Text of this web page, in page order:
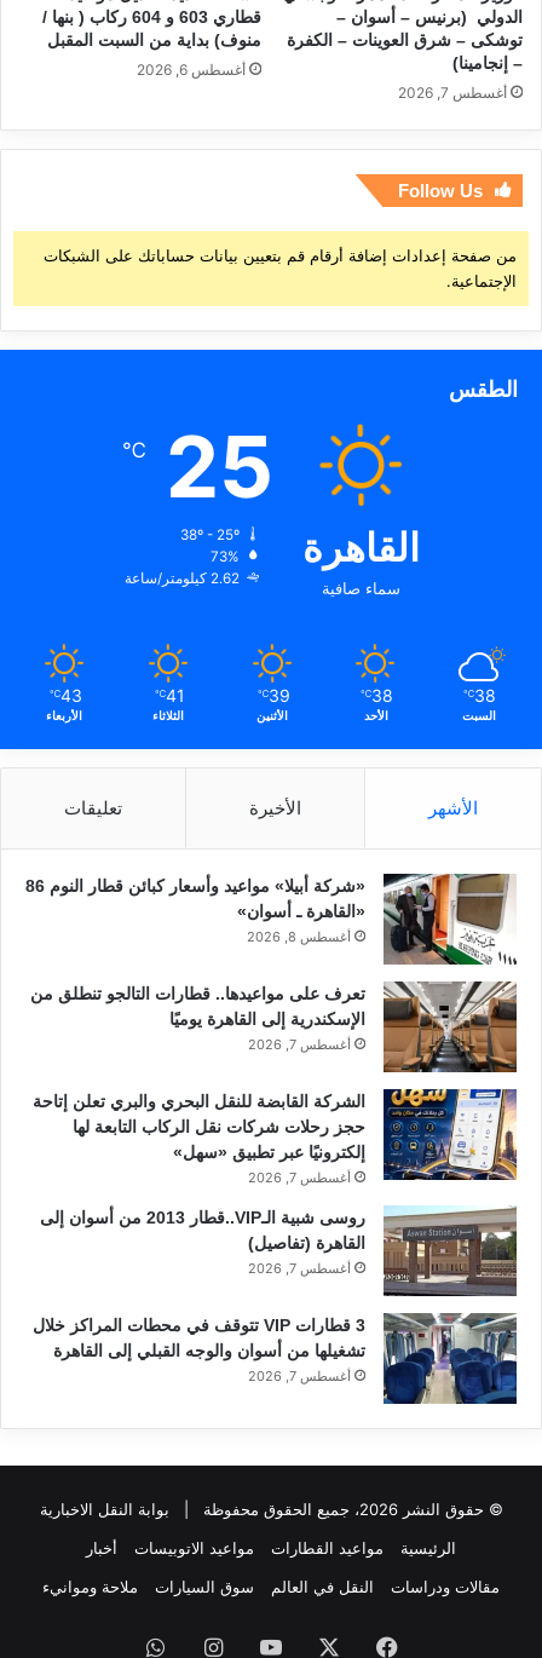
الدولي (برنيس – أسوان –
توشكى – شرق العوينات – الكفرة
– إنجامينا)
أغسطس 7, 2026
قطاري 603 و 604 ركاب ( بنها /
منوف) بداية من السبت المقبل
أغسطس 6, 2026
Follow Us
من صفحة إعدادات إضافة أرقام قم بتعيين بيانات حساباتك على الشبكات
الإجتماعية.
الطقس
القاهرة
سماء صافية
25
℃
73%
2.62 كيلومتر/ساعة
38
℃
السبت
38
℃
الأحد
39
℃
الأثنين
41
℃
الثلاثاء
43
℃
الأربعاء
الأشهر الأخيرة تعليقات
«شركة أبيلا» مواعيد وأسعار كبائن قطار النوم 86
«القاهرة ـ أسوان»
أغسطس 8, 2026
تعرف على مواعيدها.. قطارات التالجو تنطلق من
الإسكندرية إلى القاهرة يوميًا
أغسطس 7, 2026
الشركة القابضة للنقل البحري والبري تعلن إتاحة
حجز رحلات شركات نقل الركاب التابعة لها
إلكترونيًا عبر تطبيق «سهل»
أغسطس 7, 2026
روسى شبية الـVIP..قطار 2013 من أسوان إلى
القاهرة (تفاصيل)
أغسطس 7, 2026
3 قطارات VIP تتوقف في محطات المراكز خلال
تشغيلها من أسوان والوجه القبلي إلى القاهرة
أغسطس 7, 2026
© حقوق النشر 2026، جميع الحقوق محفوظة |
بوابة النقل الاخبارية
الرئيسية
مواعيد القطارات مواعيد الاتوبيسات
أخبار
مقالات ودراسات
النقل في العالم سوق السيارات ملاحة وموانيء
فيسبوك ‫YouTubeانستقرام